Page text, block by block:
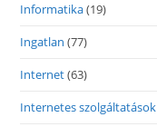
Informatika(19)
Ingatlan (77)
Internet(63)
Internetes szolgáltatások